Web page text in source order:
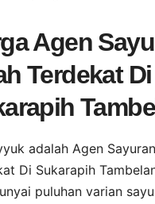
Agen
Terdekat Di
adalah Agen
Di Sukarapih
puluhan varian